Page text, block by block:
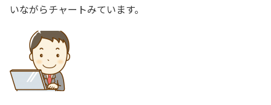
いながらチャートみています。